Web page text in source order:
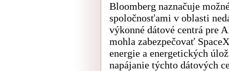
Bloomberg naznačuje
spoločnosťami v oblasti
výkonné dátové centrá pre
mohla zabezpečovať
energie a energetických
napájanie týchto dátových